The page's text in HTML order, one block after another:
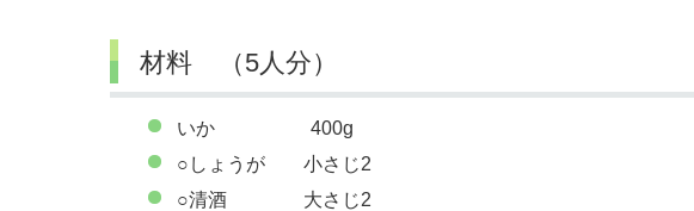
材料 （5人分）
いか 400g
○しょうが 小さじ2
○清酒 大さじ2